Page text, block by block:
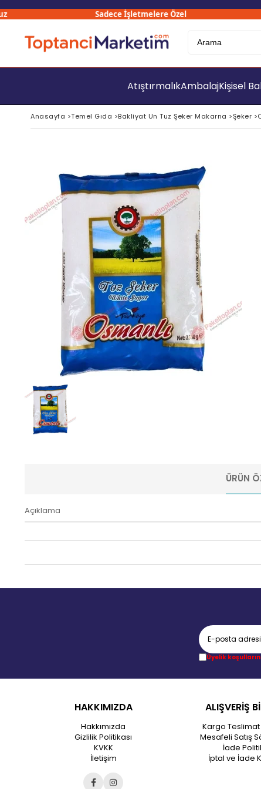
Sadece İşletmelere Özel
AtıştırmalıkAmbalajKişisel
Anasayfa >Temel Gıda >Bakliyat Un Tuz Şeker Makarna >Şeker >
ÜRÜN
Açıklama
Üyelik
HAKKIMIZDA
Hakkımızda
Gizlilik Politikası
KVKK
İletişim
ALIŞVERİŞ
Kargo
Mesafeli Satış
İade
İptal ve İade